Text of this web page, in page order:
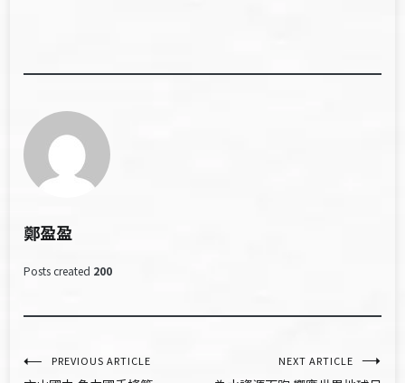
鄭盈盈
Posts created 200
文 PREVIOUS ARTICLE NEXT ARTICLE